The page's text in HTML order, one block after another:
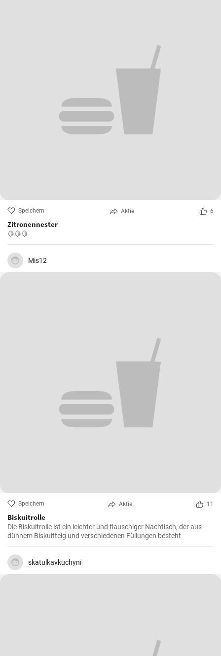
Speichern Aktie 6
Zitronennester
🍋🍋🍋
Mis12
Speichern Aktie 11
Biskuitrolle
Die Biskuitrolle ist ein leichter und flauschiger Nachtisch, der aus
dünnem Biskuitteig und verschiedenen Füllungen besteht
skatulkavkuchyni